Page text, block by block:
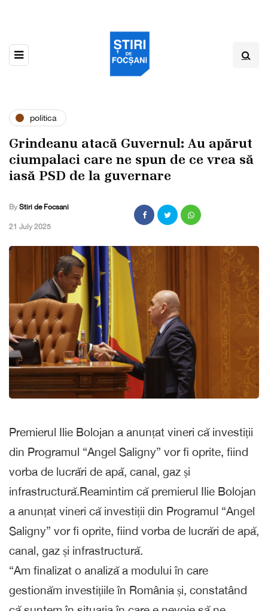
politica
Grindeanu atacă Guvernul: Au apărut
ciumpalaci care ne spun de ce vrea să
iasă PSD de la guvernare
By Stiri de Focsani
,21 July 2025
Premierul Ilie Bolojan a anunțat vineri că investiții
din Programul “Angel Saligny” vor fi oprite, fiind
vorba de lucrări de apă, canal, gaz și
infrastructură.Reamintim că premierul Ilie Bolojan
a anunțat vineri că investiții din Programul “Angel
Saligny” vor fi oprite, fiind vorba de lucrări de apă,
canal, gaz și infrastructură.
“Am finalizat o analiză a modului în care
gestionăm investițiile în România și, constatând